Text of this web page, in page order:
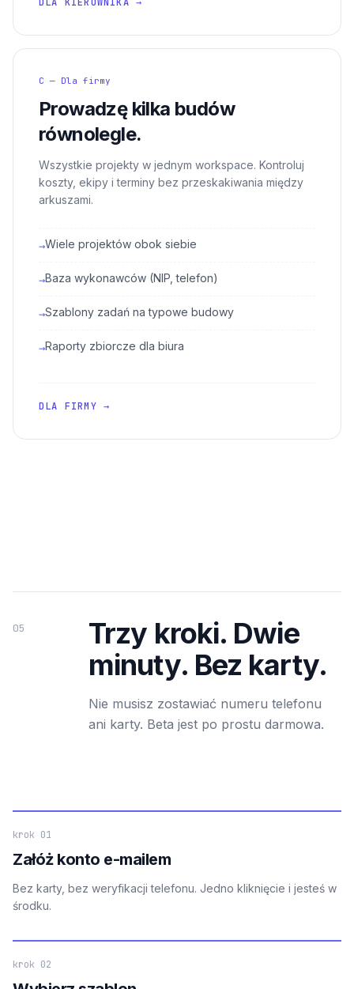
C — Dla firmy
Prowadzę kilka budów
równolegle.
Wszystkie projekty w jednym workspace. Kontroluj
koszty, ekipy i terminy bez przeskakiwania między
arkuszami.
→Wiele projektów obok siebie
→Baza wykonawców (NIP, telefon)
→Szablony zadań na typowe budowy
→Raporty zbiorcze dla biura
DLA FIRMY →
05
Trzy kroki. Dwie
minuty. Bez karty.
Nie musisz zostawiać numeru telefonu
ani karty. Beta jest po prostu darmowa.
krok 01
Załóż konto e-mailem
Bez karty, bez weryfikacji telefonu. Jedno kliknięcie i jesteś w
środku.
krok 02